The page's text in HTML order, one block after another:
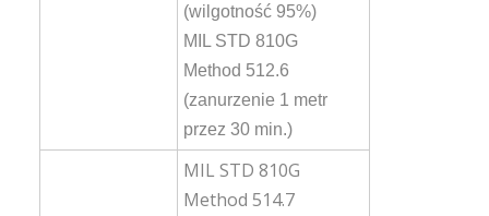
(wilgotność 95%)
MIL STD 810G
Method 512.6
(zanurzenie 1 metr
przez 30 min.)
MIL STD 810G
Method 514.7